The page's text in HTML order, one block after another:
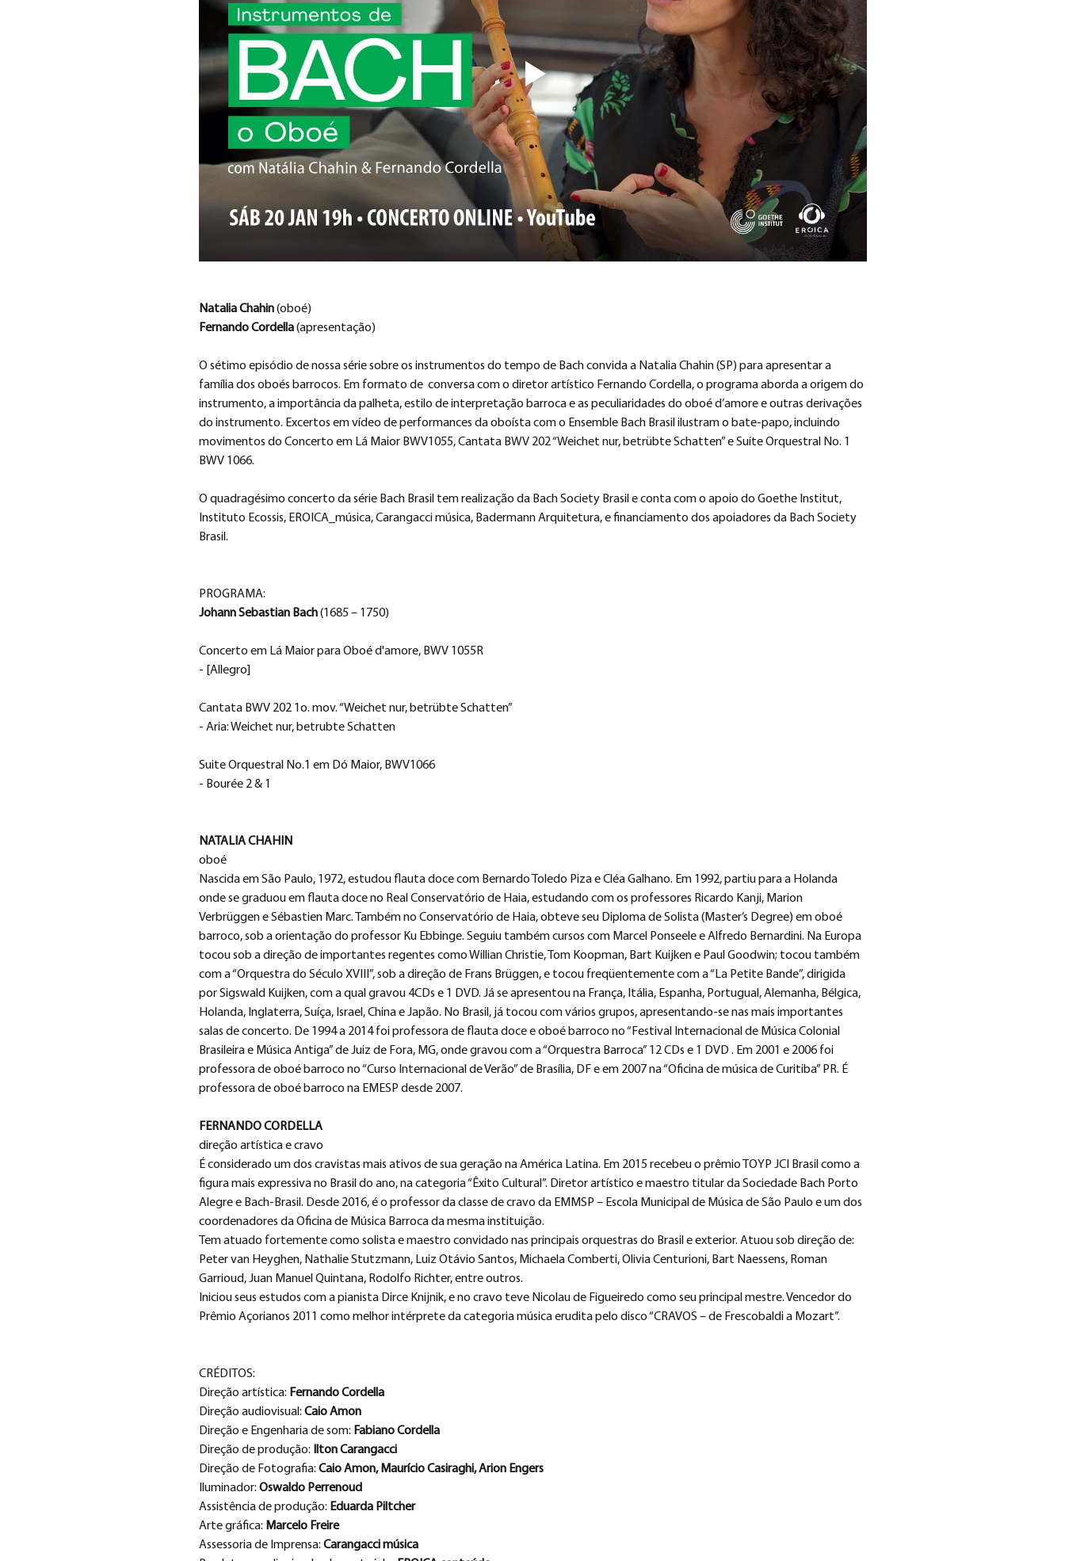
Natalia Chahin (oboé)
Fernando Cordella (apresentação)
O sétimo episódio de nossa série sobre os instrumentos do tempo de Bach convida a Natalia Chahin (SP) para apresentar a
família dos oboés barrocos. Em formato de  conversa com o diretor artístico Fernando Cordella, o programa aborda a origem do
instrumento, a importância da palheta, estilo de interpretação barroca e as peculiaridades do oboé d’amore e outras derivações
do instrumento. Excertos em vídeo de performances da oboísta com o Ensemble Bach Brasil ilustram o bate-papo, incluindo
movimentos do Concerto em Lá Maior BWV1055, Cantata BWV 202 “Weichet nur, betrübte Schatten” e Suíte Orquestral No. 1
BWV 1066.
O quadragésimo concerto da série Bach Brasil tem realização da Bach Society Brasil e conta com o apoio do Goethe Institut,
Instituto Ecossis, EROICA_música, Carangacci música, Badermann Arquitetura, e financiamento dos apoiadores da Bach Society
Brasil.
PROGRAMA:
Johann Sebastian Bach (1685 – 1750)
Concerto em Lá Maior para Oboé d'amore, BWV 1055R
- [Allegro]
Cantata BWV 202 1o. mov. “Weichet nur, betrübte Schatten”
- Aria: Weichet nur, betrubte Schatten
Suite Orquestral No.1 em Dó Maior, BWV1066
- Bourée 2 & 1
NATALIA CHAHIN
oboé
Nascida em São Paulo, 1972, estudou flauta doce com Bernardo Toledo Piza e Cléa Galhano. Em 1992, partiu para a Holanda
onde se graduou em flauta doce no Real Conservatório de Haia, estudando com os professores Ricardo Kanji, Marion
Verbrüggen e Sébastien Marc. Também no Conservatório de Haia, obteve seu Diploma de Solista (Master’s Degree) em oboé
barroco, sob a orientação do professor Ku Ebbinge. Seguiu também cursos com Marcel Ponseele e Alfredo Bernardini. Na Europa
tocou sob a direção de importantes regentes como Willian Christie, Tom Koopman, Bart Kuijken e Paul Goodwin; tocou também
com a “Orquestra do Século XVIII”, sob a direção de Frans Brüggen, e tocou freqüentemente com a “La Petite Bande”, dirigida
por Sigswald Kuijken, com a qual gravou 4CDs e 1 DVD. Já se apresentou na França, Itália, Espanha, Portugual, Alemanha, Bélgica,
Holanda, Inglaterra, Suíça, Israel, China e Japão. No Brasil, já tocou com vários grupos, apresentando-se nas mais importantes
salas de concerto. De 1994 a 2014 foi professora de flauta doce e oboé barroco no “Festival Internacional de Música Colonial
Brasileira e Música Antiga” de Juiz de Fora, MG, onde gravou com a “Orquestra Barroca” 12 CDs e 1 DVD . Em 2001 e 2006 foi
professora de oboé barroco no “Curso Internacional de Verão” de Brasília, DF e em 2007 na “Oficina de música de Curitiba” PR. É
professora de oboé barroco na EMESP desde 2007.
FERNANDO CORDELLA
direção artística e cravo
É considerado um dos cravistas mais ativos de sua geração na América Latina. Em 2015 recebeu o prêmio TOYP JCI Brasil como a
figura mais expressiva no Brasil do ano, na categoria “Êxito Cultural”. Diretor artístico e maestro titular da Sociedade Bach Porto
Alegre e Bach-Brasil. Desde 2016, é o professor da classe de cravo da EMMSP – Escola Municipal de Música de São Paulo e um dos
coordenadores da Oficina de Música Barroca da mesma instituição.
Tem atuado fortemente como solista e maestro convidado nas principais orquestras do Brasil e exterior. Atuou sob direção de:
Peter van Heyghen, Nathalie Stutzmann, Luiz Otávio Santos, Michaela Comberti, Olivia Centurioni, Bart Naessens, Roman
Garrioud, Juan Manuel Quintana, Rodolfo Richter, entre outros.
Iniciou seus estudos com a pianista Dirce Knijnik, e no cravo teve Nicolau de Figueiredo como seu principal mestre. Vencedor do
Prêmio Açorianos 2011 como melhor intérprete da categoria música erudita pelo disco “CRAVOS – de Frescobaldi a Mozart”.
CRÉDITOS:
Direção artística: Fernando Cordella
Direção audiovisual: Caio Amon
Direção e Engenharia de som: Fabiano Cordella
Direção de produção:
Ilton Carangacci
Direção de Fotografia: Caio Amon, Maurício Casiraghi, Arion Engers
Iluminador: Oswaldo Perrenoud
Assistência de produção: Eduarda Piltcher
Arte gráfica: Marcelo Freire
Assessoria de Imprensa: Carangacci música